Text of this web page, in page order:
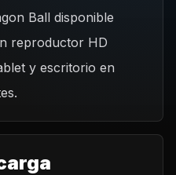
Ball disponible
reproductor HD
y escritorio en